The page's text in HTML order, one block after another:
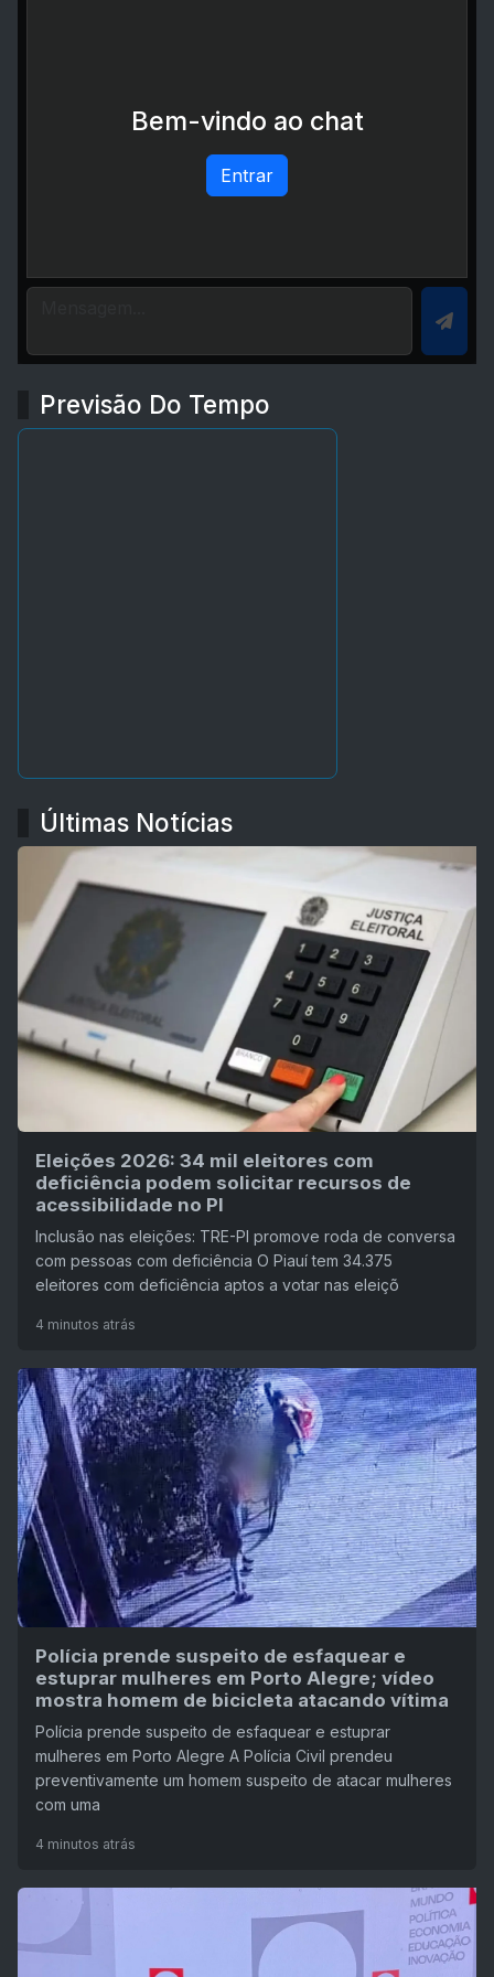
Bem-vindo ao chat
Entrar
Previsão Do Tempo
Últimas Notícias
Eleições 2026: 34 mil eleitores com
deficiência podem solicitar recursos de
acessibilidade no PI
Inclusão nas eleições: TRE-PI promove roda de conversa
com pessoas com deficiência O Piauí tem 34.375
eleitores com deficiência aptos a votar nas eleiçõ
4 minutos atrás
Polícia prende suspeito de esfaquear e
estuprar mulheres em Porto Alegre; vídeo
mostra homem de bicicleta atacando vítima
Polícia prende suspeito de esfaquear e estuprar
mulheres em Porto Alegre A Polícia Civil prendeu
preventivamente um homem suspeito de atacar mulheres
com uma
4 minutos atrás